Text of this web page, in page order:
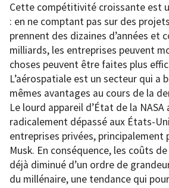
Cette compétitivité croissante est
: en ne comptant pas sur des
prennent des dizaines d’années et
milliards, les entreprises peuvent
choses peuvent être faites plus
L’aérospatiale est un secteur qui a
mêmes avantages au cours de la
Le lourd appareil d’État de la NASA
radicalement dépassé aux États-
entreprises privées, principalement
Musk. En conséquence, les coûts
déjà diminué d’un ordre de
du millénaire, une tendance qui